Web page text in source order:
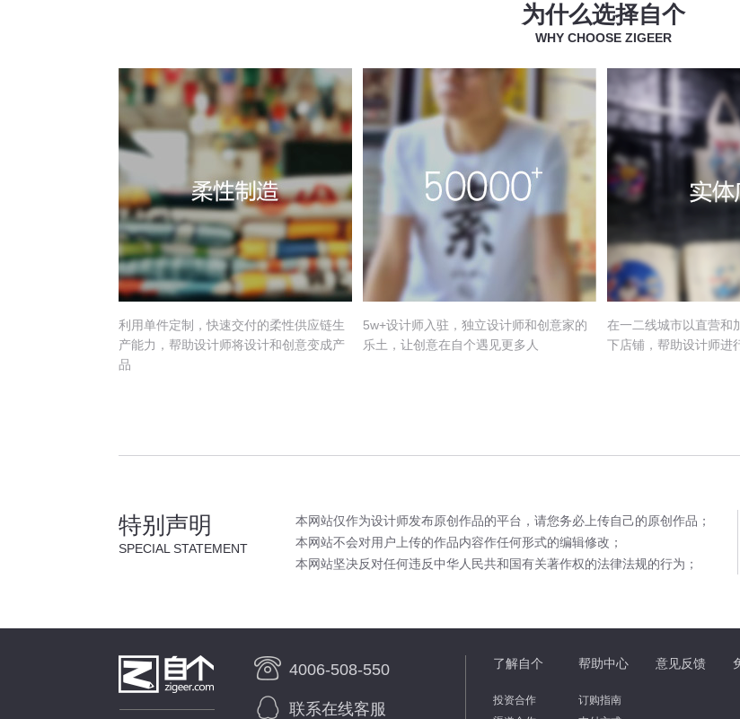
为什么选择自个
WHY CHOOSE ZIGEER
利用单件定制，快速交付的柔性供应链生
产能力，帮助设计师将设计和创意变成产
品
5w+设计师入驻，独立设计师和创意家的
乐土，让创意在自个遇见更多人
在一二线城市以直营和
下店铺，帮助设计师进
特别声明
SPECIAL STATEMENT
本网站仅作为设计师发布原创作品的平台，请您务必上传自己的原创作品；
本网站不会对用户上传的作品内容作任何形式的编辑修改；
本网站坚决反对任何违反中华人民共和国有关著作权的法律法规的行为；
4006-508-550
联系在线客服
了解自个
投资合作
帮助中心
订购指南
意见反馈